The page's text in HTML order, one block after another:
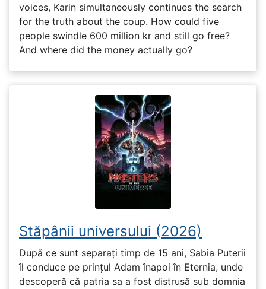
voices, Karin simultaneously continues the search
for the truth about the coup. How could five
people swindle 600 million kr and still go free?
And where did the money actually go?
Stăpânii universului (2026)
După ce sunt separați timp de 15 ani, Sabia Puterii
îl conduce pe prințul Adam înapoi în Eternia, unde
descoperă că patria sa a fost distrusă sub domnia